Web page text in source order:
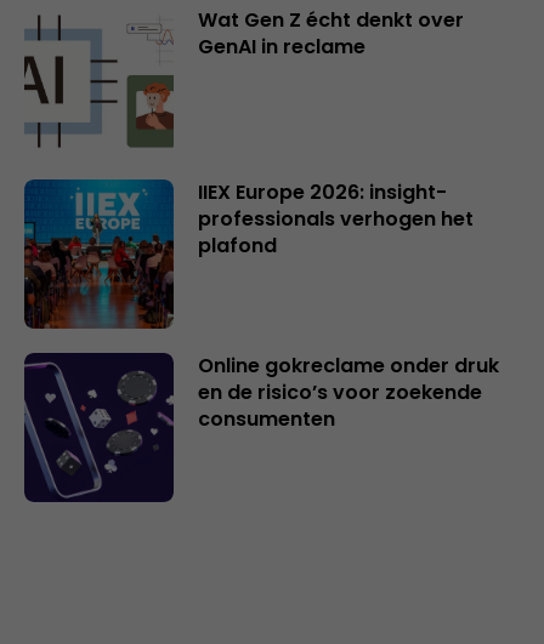
Wat Gen Z écht denkt over
GenAI in reclame
IIEX Europe 2026: insight-
professionals verhogen het
plafond
Online gokreclame onder druk
en de risico’s voor zoekende
consumenten